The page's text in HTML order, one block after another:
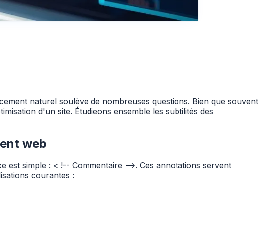
naturel soulève de nombreuses questions. Bien que souvent
d'un site. Étudieons ensemble les subtilités des
web
est simple : < !-- Commentaire -->. Ces annotations servent
courantes :